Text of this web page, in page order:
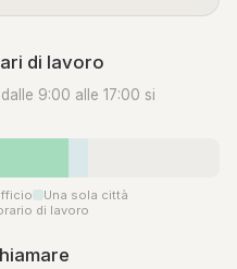
di lavoro
9:00 alle 17:00 si
Una sola città
di lavoro